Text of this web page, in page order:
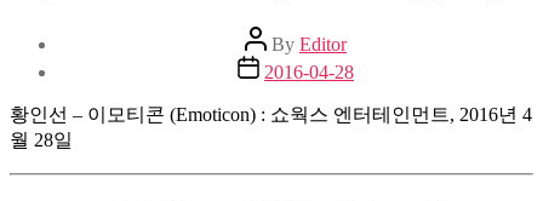
Post
author
By Editor
Post
date
2016-04-28
황인선 – 이모티콘 (Emoticon) : 쇼웍스 엔터테인먼트, 2016년 4
월 28일